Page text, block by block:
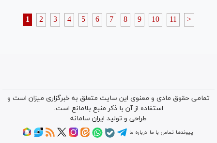
1 2 3 4 5 6 7 8 9 10 11 >
تمامی حقوق مادی و معنوی این سایت متعلق به خبرگزاری میزان است و
استفاده از آن با ذکر منبع بلامانع است.
طراحی و تولید ایران سامانه
پیوندها تماس با ما درباره ما